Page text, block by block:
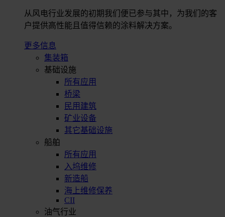
从风电行业发展的初期我们便已参与其中，为我们的客
户提供高性能且值得信赖的涂料解决方案。
更多信息
集装箱
基础设施
所有应用
桥梁
民用建筑
矿业设备
其它基础设施
船舶
所有应用
入坞维修
新造船
海上维修保养
CII
油气行业